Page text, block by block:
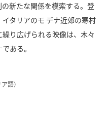
新たな関係を模索する。登
タリアのモ デナ近郊の寒村
り広げられる映像は、木々
ある。
語）